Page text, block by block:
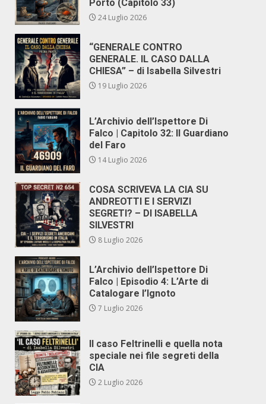
Porto (Capitolo 33)
24 Luglio 2026
“GENERALE CONTRO
GENERALE. IL CASO DALLA
CHIESA” – di Isabella Silvestri
19 Luglio 2026
L’Archivio dell’Ispettore Di
Falco | Capitolo 32: Il Guardiano
del Faro
14 Luglio 2026
COSA SCRIVEVA LA CIA SU
ANDREOTTI E I SERVIZI
SEGRETI? – DI ISABELLA
SILVESTRI
8 Luglio 2026
L’Archivio dell’Ispettore Di
Falco | Episodio 4: L’Arte di
Catalogare l’Ignoto
7 Luglio 2026
Il caso Feltrinelli e quella nota
speciale nei file segreti della
CIA
2 Luglio 2026